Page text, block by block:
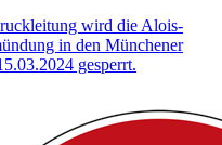
wird die Alois-
in den Münchener
gesperrt.